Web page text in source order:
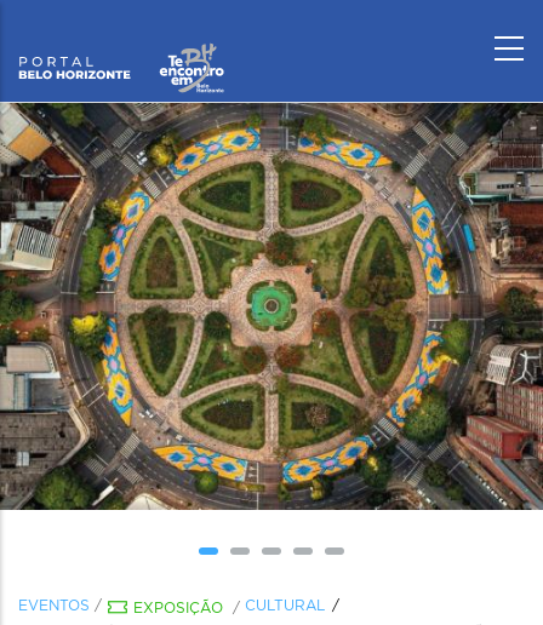
EVENTOS / EXPOSIÇÃO / CULTURAL